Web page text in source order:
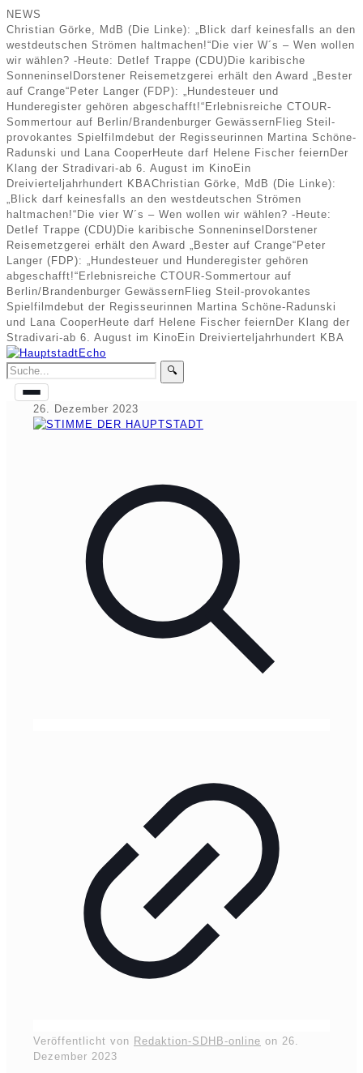
NEWS
Christian Görke, MdB (Die Linke): „Blick darf keinesfalls an den
westdeutschen Strömen haltmachen!“ Die vier W´s – Wen wollen
wir wählen? -Heute: Detlef Trappe (CDU) Die karibische
Sonneninsel Dorstener Reisemetzgerei erhält den Award „Bester
auf Crange“ Peter Langer (FDP): „Hundesteuer und
Hunderegister gehören abgeschafft!“ Erlebnisreiche CTOUR-
Sommertour auf Berlin/Brandenburger Gewässern Flieg Steil-
provokantes Spielfilmdebut der Regisseurinnen Martina Schöne-
Radunski und Lana Cooper Heute darf Helene Fischer feiern Der
Klang der Stradivari-ab 6. August im Kino Ein
Dreivierteljahrhundert KBAChristian Görke, MdB (Die Linke):
„Blick darf keinesfalls an den westdeutschen Strömen
haltmachen!“ Die vier W´s – Wen wollen wir wählen? -Heute:
Detlef Trappe (CDU) Die karibische Sonneninsel Dorstener
Reisemetzgerei erhält den Award „Bester auf Crange“ Peter
Langer (FDP): „Hundesteuer und Hunderegister gehören
abgeschafft!“ Erlebnisreiche CTOUR-Sommertour auf
Berlin/Brandenburger Gewässern Flieg Steil-provokantes
Spielfilmdebut der Regisseurinnen Martina Schöne-Radunski
und Lana Cooper Heute darf Helene Fischer feiern Der Klang der
Stradivari-ab 6. August im Kino Ein Dreivierteljahrhundert KBA
🔍
26. Dezember 2023
Veröffentlicht von Redaktion-SDHB-online on 26.
Dezember 2023